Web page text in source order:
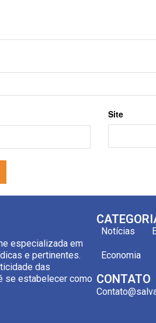
Site
especializada em
e pertinentes.
das
se estabelecer como
Notícias
Economia
CONTATO